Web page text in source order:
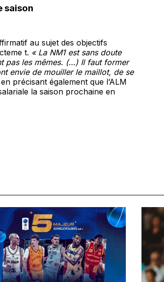
saison
au sujet des objectifs
t. « La NM1 est sans doute
pas les mêmes. (…) Il faut former
envie de mouiller le maillot, de se
précisant également que l’ALM
la saison prochaine en